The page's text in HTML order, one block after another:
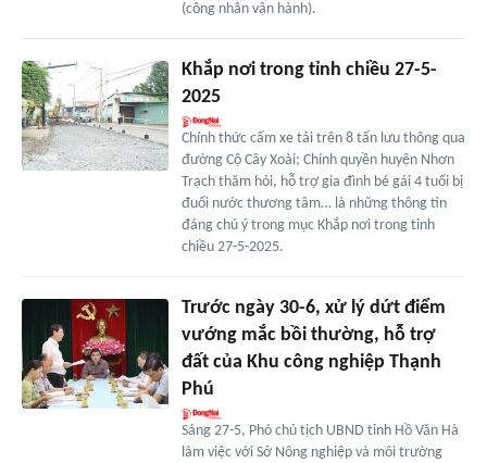
(công nhân vận hành).
Khắp nơi trong tỉnh chiều 27-5-
2025
Chính thức cấm xe tải trên 8 tấn lưu thông qua
đường Cộ Cây Xoài; Chính quyền huyện Nhơn
Trạch thăm hỏi, hỗ trợ gia đình bé gái 4 tuổi bị
đuối nước thương tâm… là những thông tin
đáng chú ý trong mục Khắp nơi trong tỉnh
chiều 27-5-2025.
Trước ngày 30-6, xử lý dứt điểm
vướng mắc bồi thường, hỗ trợ
đất của Khu công nghiệp Thạnh
Phú
Sáng 27-5, Phó chủ tịch UBND tỉnh Hồ Văn Hà
làm việc với Sở Nông nghiệp và môi trường